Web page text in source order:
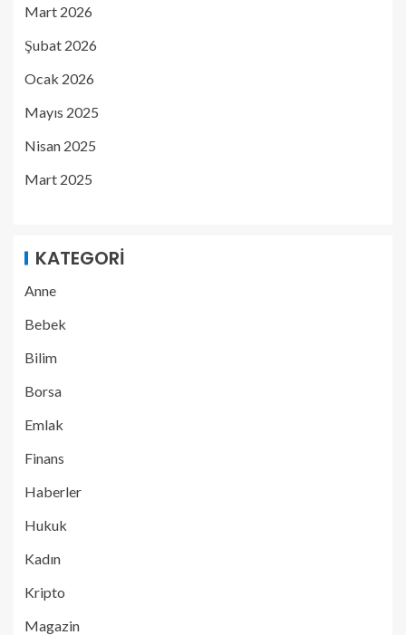
Mart 2026
Şubat 2026
Ocak 2026
Mayıs 2025
Nisan 2025
Mart 2025
KATEGORI
Anne
Bebek
Bilim
Borsa
Emlak
Finans
Haberler
Hukuk
Kadın
Kripto
Magazin